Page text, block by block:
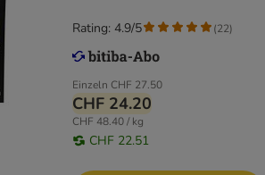
Einzeln CHF 27.50
CHF 24.20
CHF 48.40 / kg
CHF 22.51
Rating: 4.9/5 (22)